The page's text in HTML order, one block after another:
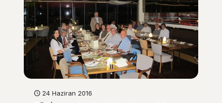
24 Haziran 2016